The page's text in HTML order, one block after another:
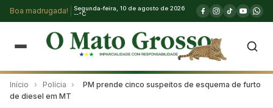
Boa madrugada!
Segunda-feira, 10 de agosto de 2026
--°C
Início › Polícia ›
PM prende cinco suspeitos de esquema de furto
de diesel em MT